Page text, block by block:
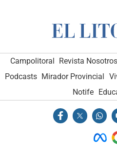
Campolitoral Revista Nosotros
Podcasts Mirador Provincial
Notife